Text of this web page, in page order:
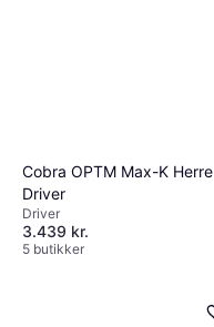
Cobra OPTM Max-K Herre
Driver
Driver
3.439 kr.
5 butikker